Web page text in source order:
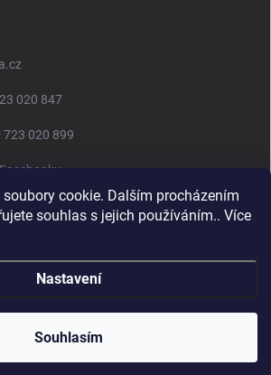
cookie. Dalším procházením
souhlas s jejich používáním.. Více
Nastavení
Souhlasím
020 847
723 020 899
Botonozka.cz . Všechna práva vyhrazena.